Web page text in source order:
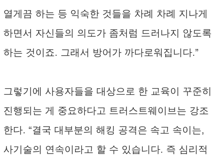
열게끔 하는 등 익숙한 것들을 차례 차례 지나게
하면서 자신들의 의도가 좀처럼 드러나지 않도록
하는 것이죠. 그래서 방어가 까다로워집니다.”
그렇기에 사용자들을 대상으로 한 교육이 꾸준히
진행되는 게 중요하다고 트러스트웨이브는 강조
한다. “결국 대부분의 해킹 공격은 속고 속이는,
사기술의 연속이라고 할 수 있습니다. 즉 심리적